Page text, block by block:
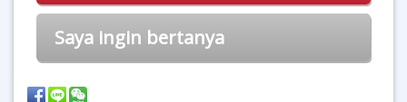
Saya ingin bertanya